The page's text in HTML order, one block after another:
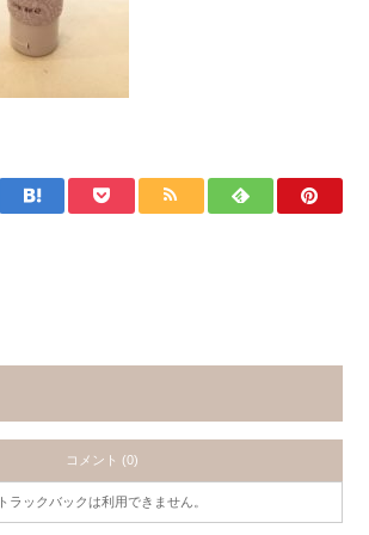
コメント (0)
トラックバックは利用できません。